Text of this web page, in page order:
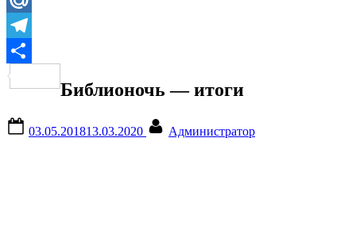
Mail.Ru
Telegram
Библионочь — итоги
on
03.05.201813.03.2020 Администратор